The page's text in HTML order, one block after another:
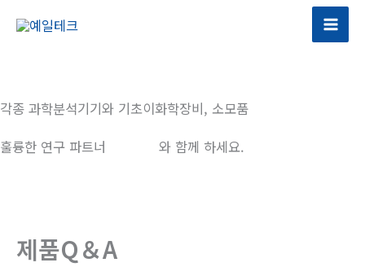
건
너
뛰
각종 과학분석기기와 기초이화학장비, 소모품
훌륭한 연구 파트너
와 함께 하세요.
제품Q＆A